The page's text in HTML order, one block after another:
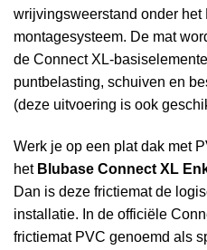
wrijvingsweerstand onder het
montagesysteem. De mat
de Connect XL-
puntbelasting, schuiven en
(deze uitvoering is ook
Werk je op een plat dak met
het Blubase Connect XL
Dan is deze frictiemat de
installatie. In de officiële
frictiemat PVC genoemd als